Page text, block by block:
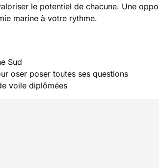
le potentiel de chacune. Une
marine à votre rythme.
Sud
oser poser toutes ses questions
voile diplômées